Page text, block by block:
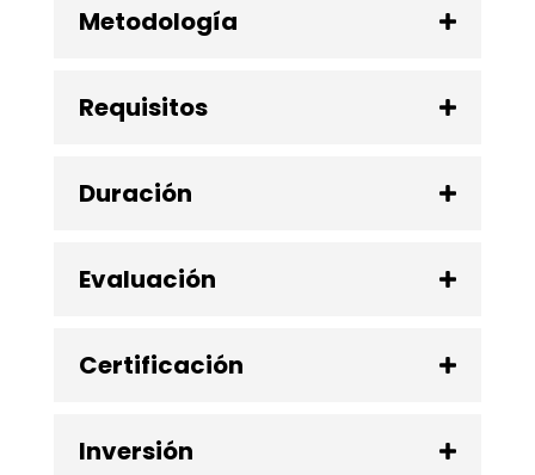
Metodología
Requisitos
Duración
Evaluación
Certificación
Inversión